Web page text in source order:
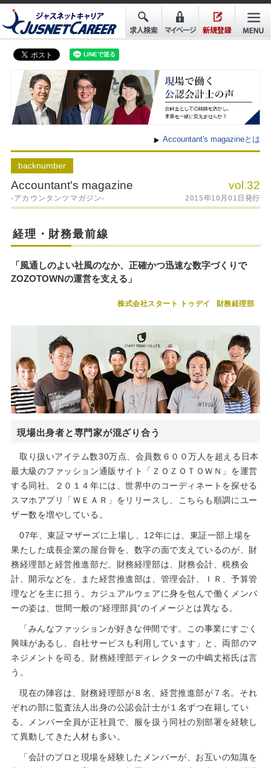
Accountant's magazineとは
backnumber
Accountant's magazine vol.32
-アカウンタンツマガジン- 2015年10月01日発行
経理・財務最前線
「風通しのよい社風のなか、正確かつ迅速な数字づくりで
ZOZOTOWNの運営を支える」
株式会社スタート トゥデイ 財務経理部
現場出身者と専門家が混ざり合う
取り扱いアイテム数30万点、会員数６００万人を超える日本
最大級のファッション通販サイト「ＺＯＺＯＴＯＷＮ」を運営
する同社。２０１４年には、世界中のコーディネートを探せる
スマホアプリ「ＷＥＡＲ」をリリースし、こちらも順調にユー
ザー数を増やしている。
07年、東証マザーズに上場し、12年には、東証一部上場を
果たした成長企業の屋台骨を、数字の面で支えているのが、財
務経理部と経営推進部だ。財務経理部は、財務会計、税務会
計、開示などを、また経営推進部は、管理会計、ＩＲ、予算管
理などを主に担う。カジュアルウェアに身を包んで働くメンバ
ーの姿は、世間一般の“経理部員”のイメージとは異なる。
「みんなファッションが好きな仲間です。この事業にすごく
興味があるし、自社サービスも利用しています」と、両部のマ
ネジメントを司る、財務経理部ディレクターの中嶋丈裕氏は言
う。
現在の陣容は、財務経理部が８名、経営推進部が７名。それ
ぞれの部に監査法人出身の公認会計士が１名ずつ在籍してい
る。メンバー全員が正社員で、服を扱う同社の別部署を経験し
て異動してきた人材も多い。
「会計のプロと現場を経験したメンバーが、お互いの知識を